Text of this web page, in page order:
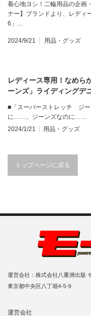
着心地ヨシ！二輪用品の企画
ナー】ブランドより、レデ
6」…
2024/9/21 用品・グッズ
レディース専用！なめ
ーンズ」ライディングデ
■「スーパーストレッチ ジー
に……、ジーンズなのに……
2024/1/21
用品・グッズ
トップページに戻る
運営会社：株式会社八重洲出版
東京都中央区八丁堀4-5-9
運営会社